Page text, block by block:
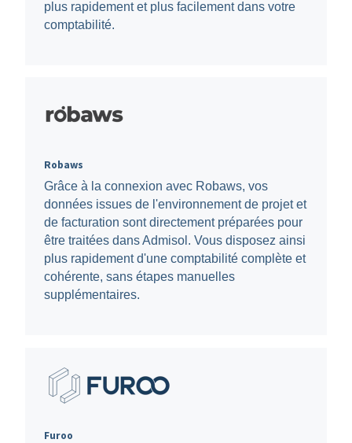
plus rapidement et plus facilement dans votre
comptabilité.
Robaws
Grâce à la connexion avec Robaws, vos
données issues de l'environnement de projet et
de facturation sont directement préparées pour
être traitées dans Admisol. Vous disposez ainsi
plus rapidement d'une comptabilité complète et
cohérente, sans étapes manuelles
supplémentaires.
Furoo